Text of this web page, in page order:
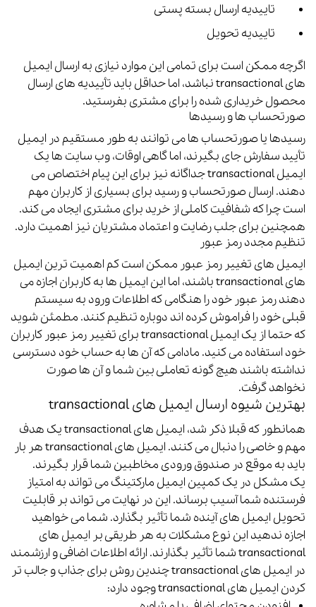
تاییدیه ارسال بسته پستی
تاییدیه تحویل
اگرچه ممکن است برای تمامی این موارد نیازی به ارسال ایمیل
های transactional نباشد، اما حداقل باید تأییدیه های ارسال
محصول خریداری شده را برای مشتری بفرستید.
صورتحساب ها و رسیدها
رسیدها یا صورتحساب ها می توانند به طور مستقیم در ایمیل
تأیید سفارش جای بگیرند، اما گاهی اوقات، وب سایت ها یک
ایمیل transactional جداگانه نیز برای این پیام اختصاص می
دهند. ارسال صورتحساب و رسید برای بسیاری از کاربران مهم
است چرا که شفافیت کاملی از خرید برای مشتری ایجاد می کند.
همچنین برای جلب رضایت و اعتماد مشتریان نیز اهمیت دارد.
تنظیم مجدد رمز عبور
ایمیل های تغییر رمز عبور ممکن است کم اهمیت ترین ایمیل
های transactional باشند، اما این ایمیل ها به کاربران اجازه می
دهند رمز عبور خود را هنگامی که اطلاعات ورود به سیستم
قبلی خود را فراموش کرده اند دوباره تنظیم کنند. مطمئن شوید
که حتما از یک ایمیل transactional برای تغییر رمز عبور کاربران
خود استفاده می کنید. مادامی که آن ها به حساب خود دسترسی
نداشته باشند هیچ گونه تعاملی بین شما و آن ها صورت
نخواهد گرفت.
بهترین شیوه ارسال ایمیل های transactional
همانطور که قبلا ذکر شد، ایمیل های transactional یک هدف
مهم و خاصی را دنبال می کنند. ایمیل های transactional هر بار
باید به موقع در صندوق ورودی مخاطبین شما قرار بگیرند.
یک مشکل در یک کمپین ایمیل مارکتینگ می تواند به امتیاز
فرستنده شما آسیب برساند. این در نهایت می تواند بر قابلیت
تحویل ایمیل های آینده شما تأثیر بگذارد. شما می خواهید
اجازه ندهید این نوع مشکلات به هر طریقی بر ایمیل های
transactional شما تأثیر بگذارند.
ارائه اطلاعات اضافی و ارزشمند
در ایمیل های transactional
چندین روش برای جذاب و جالب تر
کردن ایمیل های transactional وجود دارد: